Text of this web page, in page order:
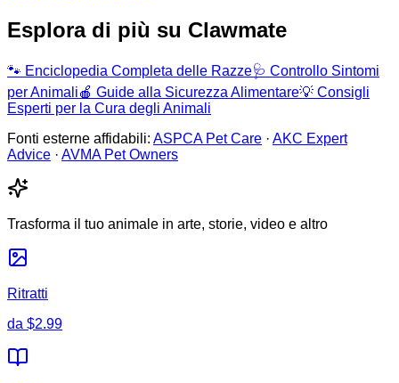
Esplora di più su Clawmate
🐾 Enciclopedia Completa delle Razze🩺 Controllo Sintomi
per Animali🍎 Guide alla Sicurezza Alimentare💡 Consigli
Esperti per la Cura degli Animali
Fonti esterne affidabili: ASPCA Pet Care · AKC Expert
Advice · AVMA Pet Owners
Trasforma il tuo animale in arte, storie, video e altro
Ritratti
da $2.99